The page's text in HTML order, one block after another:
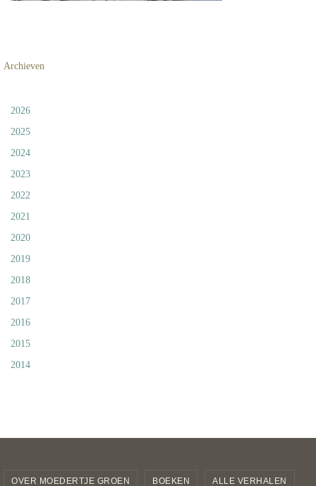
Archieven
2026
2025
2024
2023
2022
2021
2020
2019
2018
2017
2016
2015
2014
OVER MOEDERTJE GROEN BOEKEN ALLE VERHALEN